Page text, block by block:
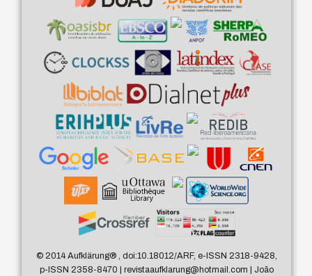
© 2014 Aufklärung®, doi:10.18012/ARF, e-ISSN 2318-9428,
p-ISSN 2358-8470 | revistaaufklarung@hotmail.com | João